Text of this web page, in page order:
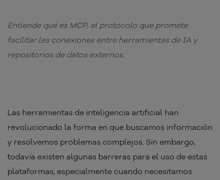
Entiende qué es MCP, el protocolo que promete
facilitar las conexiones entre herramientas de IA y
repositorios de datos externos.
Las herramientas de inteligencia artificial han
revolucionado la forma en que buscamos información
y resolvemos problemas complejos. Sin embargo,
todavía existen algunas barreras para el uso de estas
plataformas, especialmente cuando necesitamos